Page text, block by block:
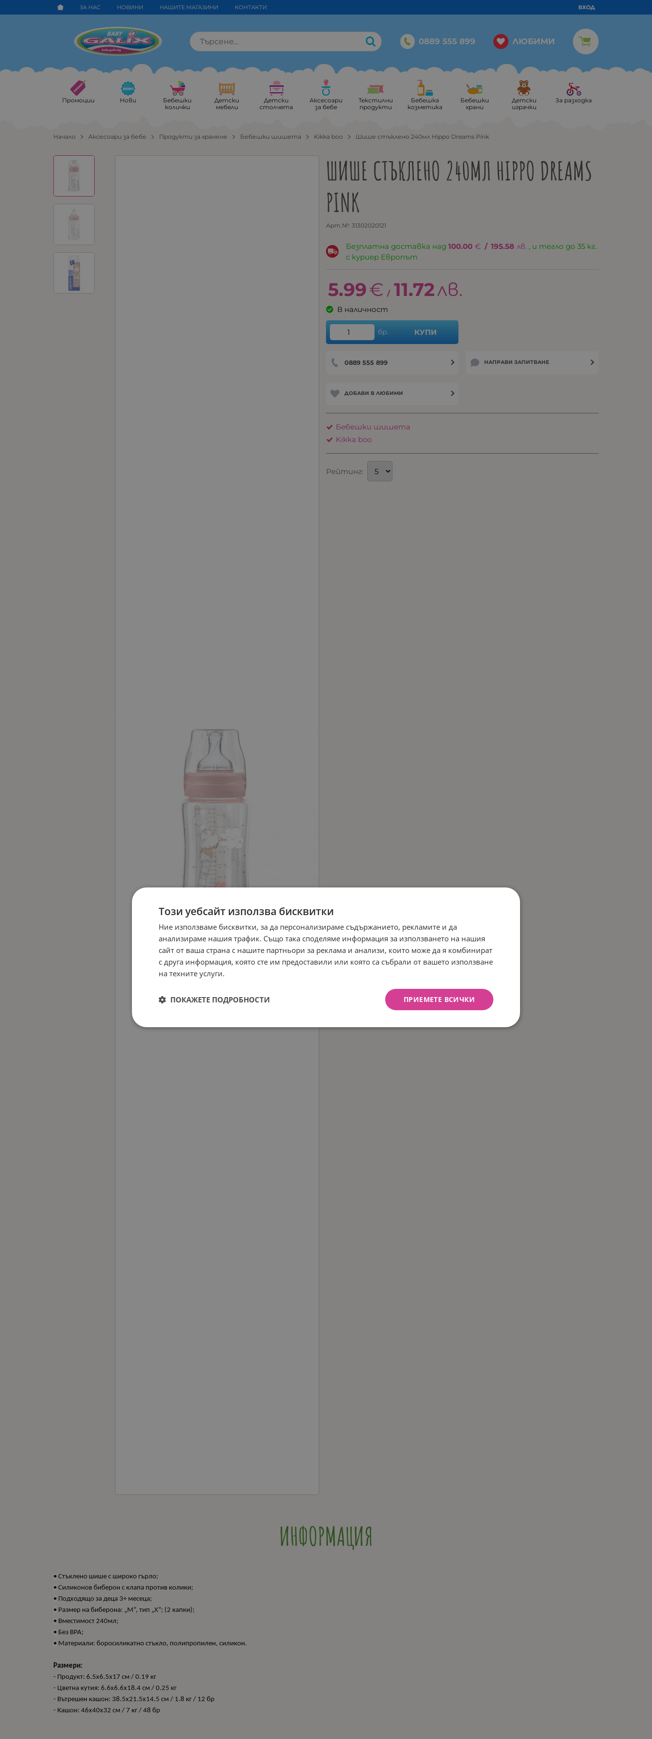
ЗА НАС НОВИНИ НАШИТЕ МАГАЗИНИ КОНТАКТИ ВХОД
0889 555 899 ЛЮБИМИ
Промоции Нови
Бебешки
колички
Детски
мебели
Детски
столчета
Аксесоари
за бебе
Текстилни
продукти
Бебешка
козметика
Бебешки
храни
Детски
играчки
За разходка
Начало Аксесоари за бебе Продукти за хранене Бебешки шишета Kikka boo Шише стъклено 240мл Hippo Dreams Pink
ШИШЕ СТЪКЛЕНО 240МЛ HIPPO DREAMS
PINK
Арт.№: 31302020121
Безплатна доставка над100.00 € / 195.58 лв. , и тегло до 35 кг.
с куриер Европът
5.99€ / 11.72лв.
В наличност
бр. КУПИ
0889 555 899 НАПРАВИ ЗАПИТВАНЕ
ДОБАВИ В ЛЮБИМИ
Бебешки шишета
Kikka boo
Рейтинг:
ИНФОРМАЦИЯ
• Стъклено шише с широко гърло;
• Силиконов биберон с клапа против колики;
• Подходящо за деца 3+ месеца;
• Размер на биберона: „M”, тип „Х”; (2 капки);
• Вместимост 240мл;
• Без BPA;
• Материали: боросиликатно стъкло, полипропилен, силикон.
Размери:
- Продукт: 6.5x6.5x17 см / 0.19 кг
- Цветна кутия: 6.6x6.6x18.4 см / 0.25 кг
- Вътрешен кашон: 38.5x21.5x14.5 см / 1.8 кг / 12 бр
- Кашон: 46x40x32 см / 7 кг / 48 бр
Този уебсайт използва бисквитки
Ние използваме бисквитки, за да персонализираме съдържанието, рекламите и да
анализираме нашия трафик. Също така споделяме информация за използването на нашия
сайт от ваша страна с нашите партньори за реклама и анализи, които може да я комбинират
с друга информация, която сте им предоставили или която са събрали от вашето използване
на техните услуги.
ПРИЕМЕТЕ ВСИЧКИ
ПОКАЖЕТЕ ПОДРОБНОСТИ